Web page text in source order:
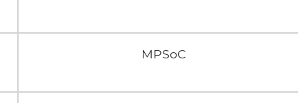
MPSoC